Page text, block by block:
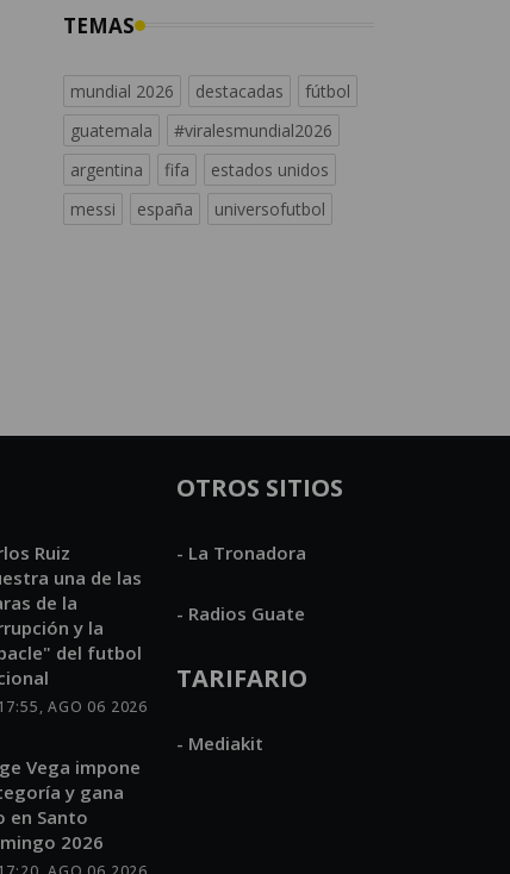
TEMAS
mundial 2026 destacadas
fútbol
guatemala
#viralesmundial2026
argentina
fifa
estados unidos
messi
españa universofutbol
Ruiz
una de las
de la
y la
del futbol
17:55, AGO 06 2026
Vega impone
y gana
en Santo
2026
OTROS SITIOS
- La Tronadora
- Radios Guate
TARIFARIO
- Mediakit